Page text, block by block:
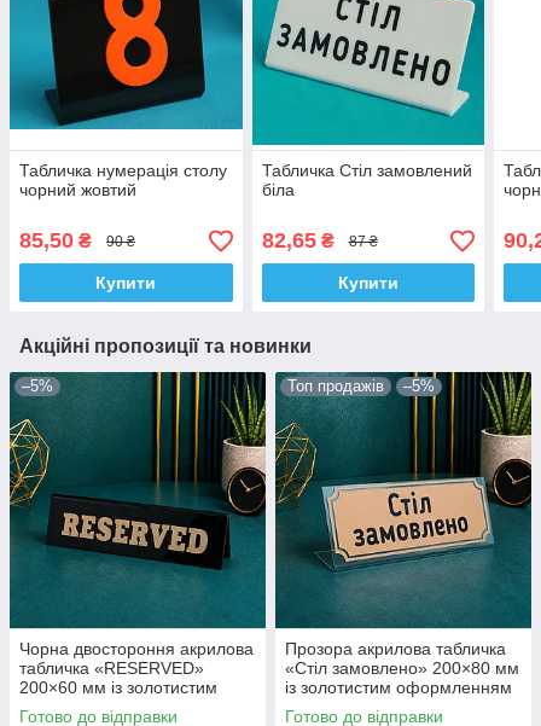
Табличка нумерація столу
чорний жовтий
85,50 ₴ 90 ₴
Купити
Табличка Стіл замовлений
біла
82,65₴ 87 ₴
Купити
Акційні пропозиції та новинки
–5%
Чорна двостороння акрилова
табличка «RESERVED»
200×60 мм із золотистим
написом
Готово до відправки
Топ продажів –5%
Прозора акрилова табличка
«Стіл замовлено» 200×80 мм
із золотистим оформленням
Готово до відправки